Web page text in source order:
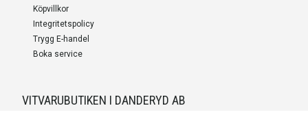
Köpvillkor
Integritetspolicy
Trygg E-handel
Boka service
VITVARUBUTIKEN I DANDERYD AB